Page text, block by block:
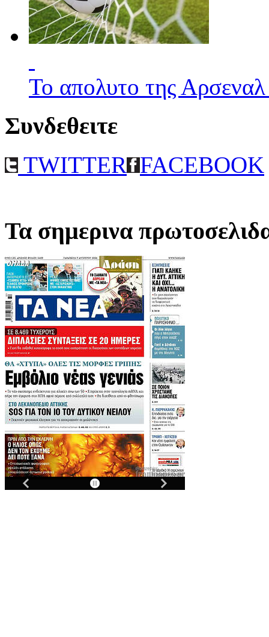
Το απολυτο της
Συνδεθειτε
TWITTER FACEBOOK
Τα σημερινα